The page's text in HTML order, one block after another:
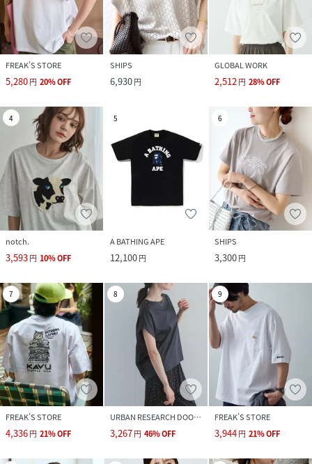
FREAK’S STORE
5,280円 20%OFF
SHIPS
6,930円
GLOBAL WORK
2,512円 28%OFF
4
notch.
3,593円 10%OFF
5
A BATHING APE
12,100円
6
SHIPS
3,300円
7
FREAK’S STORE
4,336円 21%OFF
8
URBAN RESEARCH DOORS
3,267円 46%OFF
9
FREAK’S STORE
3,944円 21%OFF